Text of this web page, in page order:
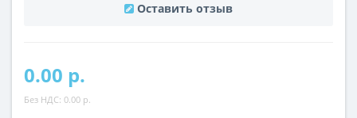
Оставить отзыв
0.00 р.
Без НДС: 0.00 р.